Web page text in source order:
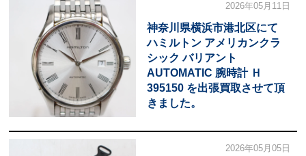
2026年05月11日
神奈川県横浜市港北区にて
ハミルトン アメリカンクラ
シック バリアント
AUTOMATIC 腕時計 Ｈ
395150 を出張買取させて頂
きました。
2026年05月05日